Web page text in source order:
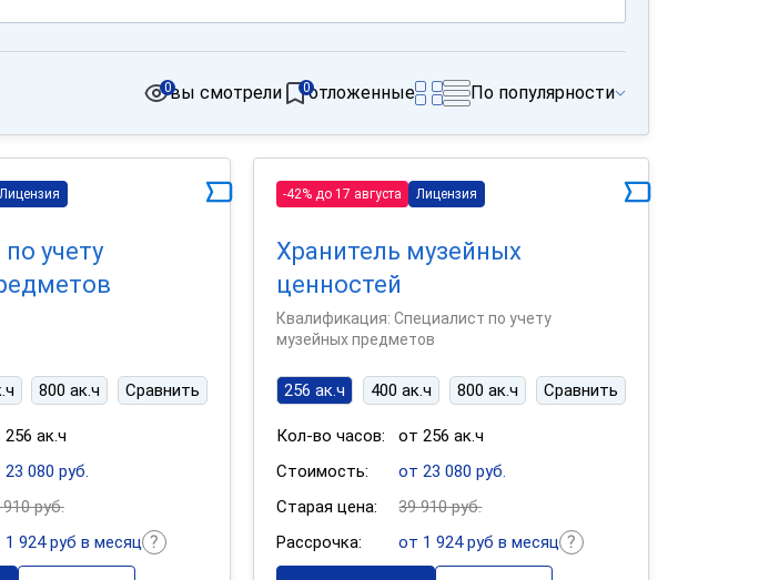
вы смотрели
0 отложенные
0 По популярности
Лицензия
учету
800 ак.ч Сравнить
ак.ч
080 руб.
руб.
1 924 руб в месяц
-42% до 17 августа Лицензия
Хранитель музейных
ценностей
Квалификация: Специалист по учету
музейных предметов
256 ак.ч 400 ак.ч 800 ак.ч Сравнить
Кол-во часов:
от 256 ак.ч
Стоимость:
от 23 080 руб.
Старая цена:
39 910 руб.
Рассрочка:
от 1 924 руб в месяц